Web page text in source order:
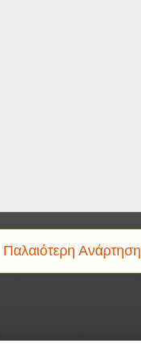
Παλαιότερη Ανάρτηση